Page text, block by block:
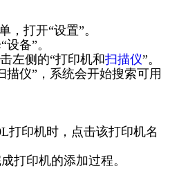
，打开“设置”。
备”。
左侧的“打印机和扫描仪”。
描仪”，系统会开始搜索可用
打印机时，点击该打印机名
打印机的添加过程。